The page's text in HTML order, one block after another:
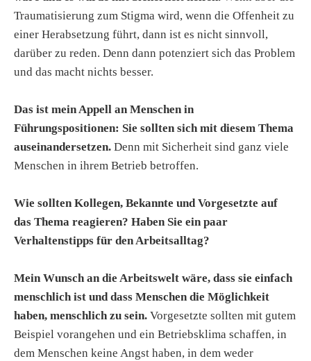
Traumatisierung zum Stigma wird, wenn die Offenheit zu
einer Herabsetzung führt, dann ist es nicht sinnvoll,
darüber zu reden. Denn dann potenziert sich das Problem
und das macht nichts besser.
Das ist mein Appell an Menschen in
Führungspositionen: Sie sollten sich mit diesem Thema
auseinandersetzen. Denn mit Sicherheit sind ganz viele
Menschen in ihrem Betrieb betroffen.
Wie sollten Kollegen, Bekannte und Vorgesetzte auf
das Thema reagieren? Haben Sie ein paar
Verhaltenstipps für den Arbeitsalltag?
Mein Wunsch an die Arbeitswelt wäre, dass sie einfach
menschlich ist und dass Menschen die Möglichkeit
haben, menschlich zu sein. Vorgesetzte sollten mit gutem
Beispiel vorangehen und ein Betriebsklima schaffen, in
dem Menschen keine Angst haben, in dem weder